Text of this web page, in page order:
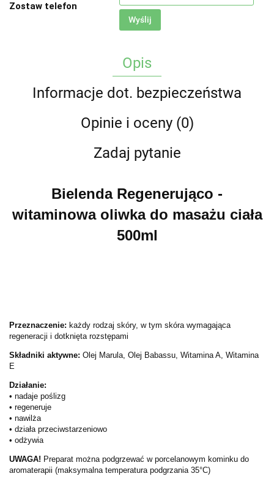
Zostaw telefon
Wyślij
Opis
Informacje dot. bezpieczeństwa
Opinie i oceny (0)
Zadaj pytanie
Bielenda Regenerująco -
witaminowa oliwka do masażu ciała
500ml
Przeznaczenie: każdy rodzaj skóry, w tym skóra wymagająca
regeneracji i dotknięta rozstępami
Składniki aktywne: Olej Marula, Olej Babassu, Witamina A, Witamina
E
Działanie:
• nadaje poślizg
• regeneruje
• nawilża
• działa przeciwstarzeniowo
• odżywia
UWAGA! Preparat można podgrzewać w porcelanowym kominku do
aromaterapii (maksymalna temperatura podgrzania 35°C)